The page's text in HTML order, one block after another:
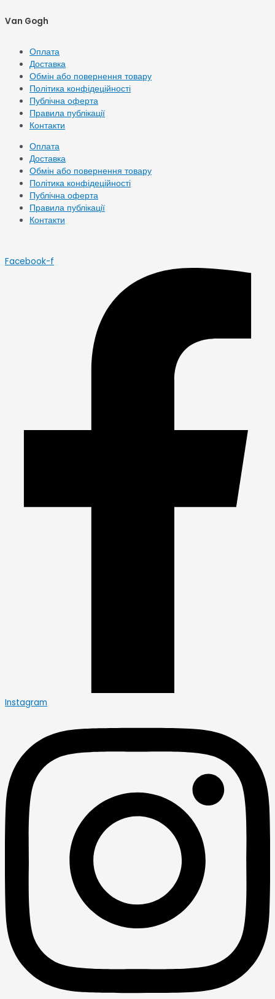
Van Gogh
Оплата
Доставка
Обмін або повернення товару
Політика конфідеційності
Публічна оферта
Правила публікації
Контакти
Оплата
Доставка
Обмін або повернення товару
Політика конфідеційності
Публічна оферта
Правила публікації
Контакти
Facebook-f
Instagram